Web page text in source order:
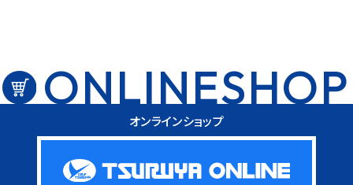
ONLINESHOP
オンラインショップ